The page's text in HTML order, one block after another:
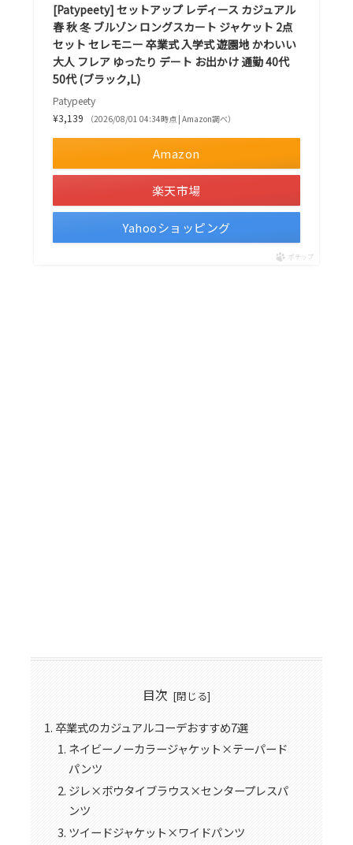
[Patypeety] セットアップ レディース カジュアル
春 秋 冬 ブルゾン ロングスカート ジャケット 2点
セット セレモニー 卒業式 入学式 遊園地 かわいい
大人 フレア ゆったり デート お出かけ 通勤 40代
50代 (ブラック,L)
Patypeety
¥3,139
（2026/08/01 04:34時点 | Amazon調べ）
Amazon
楽天市場
Yahooショッピング
ポチップ
目次
卒業式のカジュアルコーデおすすめ7選
ネイビーノーカラージャケット×テーパード
パンツ
ジレ×ボウタイブラウス×センタープレスパ
ンツ
ツイードジャケット×ワイドパンツ